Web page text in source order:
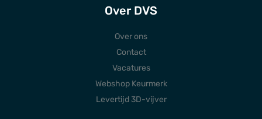
Over DVS
Over ons
Contact
Vacatures
Webshop Keurmerk
Levertijd 3D-vijver